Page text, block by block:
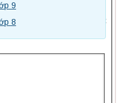
9
8
công khai.
Các trường bắt